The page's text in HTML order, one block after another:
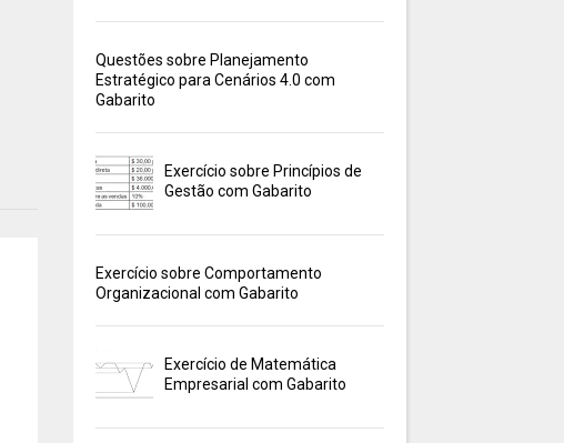
Questões sobre Planejamento
Estratégico para Cenários 4.0 com
Gabarito
Exercício sobre Princípios de
Gestão com Gabarito
Exercício sobre Comportamento
Organizacional com Gabarito
Exercício de Matemática
Empresarial com Gabarito